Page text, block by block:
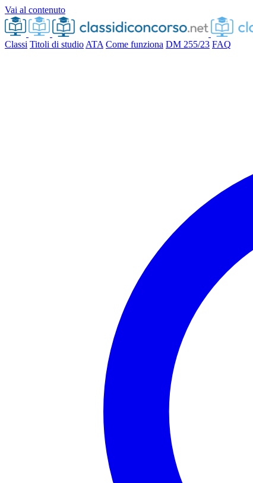
Vai al contenuto
Classi Titoli di studio ATA Come funziona DM 255/23 FAQ